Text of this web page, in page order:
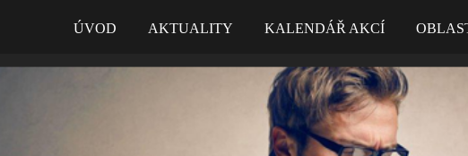
ÚVOD AKTUALITY KALENDÁŘ AKCÍ